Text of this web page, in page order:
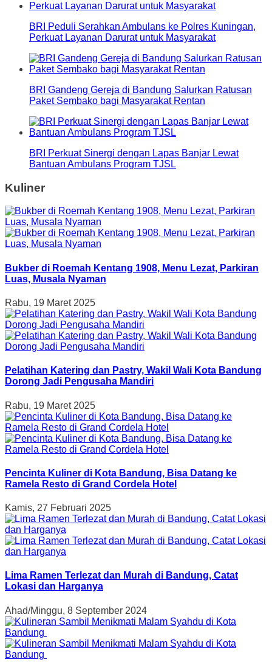
BRI Peduli Serahkan Ambulans ke Polres Kuningan,
Perkuat Layanan Darurat untuk Masyarakat
BRI Gandeng Gereja di Bandung Salurkan Ratusan
Paket Sembako bagi Masyarakat Rentan
BRI Perkuat Sinergi dengan Lapas Banjar Lewat
Bantuan Ambulans Program TJSL
Kuliner
Bukber di Roemah Kentang 1908, Menu Lezat, Parkiran
Luas, Musala Nyaman
Rabu, 19 Maret 2025
Pelatihan Katering dan Pastry, Wakil Wali Kota Bandung
Dorong Jadi Pengusaha Mandiri
Rabu, 19 Maret 2025
Pencinta Kuliner di Kota Bandung, Bisa Datang ke
Ramela Resto di Grand Cordela Hotel
Kamis, 27 Februari 2025
Lima Ramen Terlezat dan Murah di Bandung, Catat
Lokasi dan Harganya
Ahad/Minggu, 8 September 2024